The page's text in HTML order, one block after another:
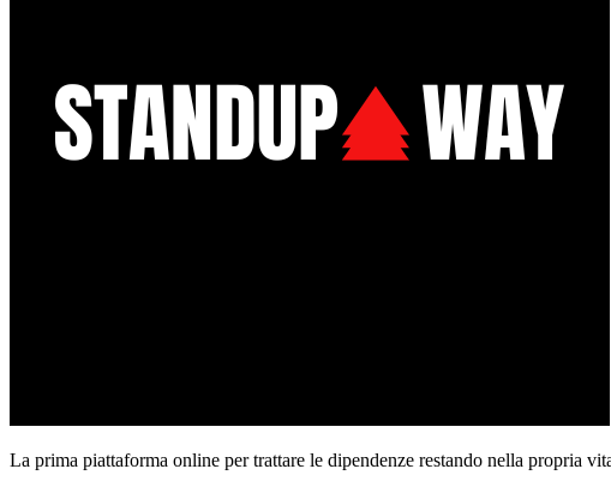
La prima piattaforma online per trattare le dipendenze restando nella propria